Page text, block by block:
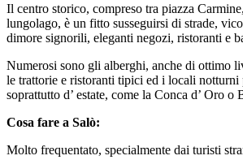
Il centro storico, compreso tra piazza
lungolago, è un fitto susseguirsi di strade,
dimore signorili, eleganti negozi, ristoranti e
Numerosi sono gli alberghi, anche di ottimo
le trattorie e ristoranti tipici ed i locali notturni
soprattutto d’ estate, come la Conca d’ Oro o
Cosa fare a Salò:
Molto frequentato, specialmente dai turisti